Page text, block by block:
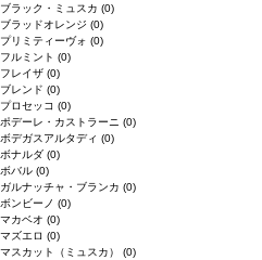
ブラック・ミュスカ (0)
ブラッドオレンジ (0)
プリミティーヴォ (0)
フルミント (0)
フレイザ (0)
ブレンド (0)
プロセッコ (0)
ポデーレ・カストラーニ (0)
ボデガスアルタディ (0)
ボナルダ (0)
ボバル (0)
ガルナッチャ・ブランカ (0)
ボンビーノ (0)
マカベオ (0)
マズエロ (0)
マスカット（ミュスカ） (0)